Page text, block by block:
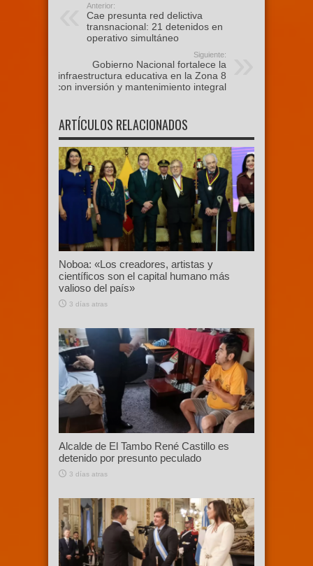
Anterior:
Cae presunta red delictiva
transnacional: 21 detenidos en
operativo simultáneo
Siguiente:
Gobierno Nacional fortalece la
infraestructura educativa en la Zona 8
con inversión y mantenimiento integral
ARTÍCULOS RELACIONADOS
Noboa: «Los creadores, artistas y
científicos son el capital humano más
valioso del país»
3 días atras
Alcalde de El Tambo René Castillo es
detenido por presunto peculado
3 días atras